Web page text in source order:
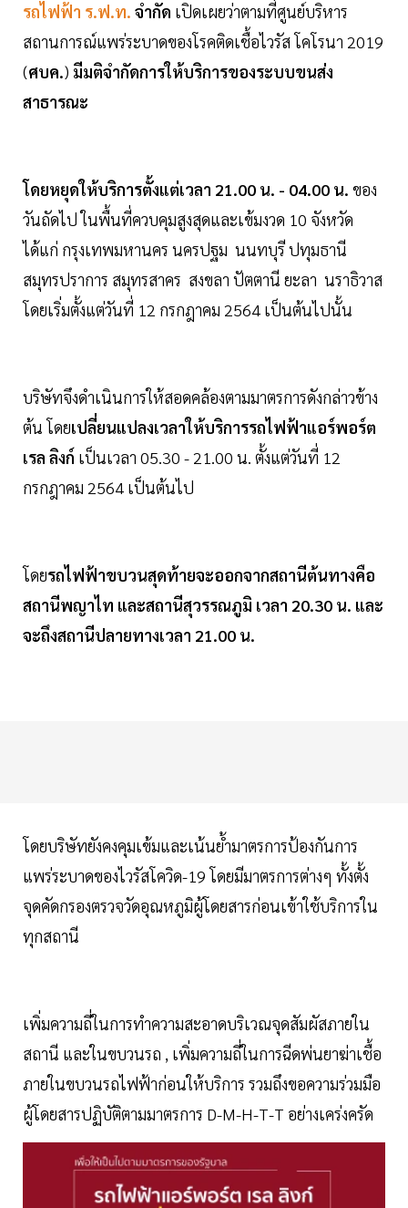
รถไฟฟ้า ร.ฟ.ท. จำกัด เปิดเผยว่าตามที่ศูนย์บริหาร
สถานการณ์แพร่ระบาดของโรคติดเชื้อไวรัส โคโรนา 2019
(ศบค.) มีมติจำกัดการให้บริการของระบบขนส่ง
สาธารณะ
โดยหยุดให้บริการตั้งแต่เวลา 21.00 น. - 04.00 น. ของ
วันถัดไป ในพื้นที่ควบคุมสูงสุดและเข้มงวด 10 จังหวัด
ได้แก่ กรุงเทพมหานคร นครปฐม นนทบุรี ปทุมธานี
สมุทรปราการ สมุทรสาคร สงขลา ปัตตานี ยะลา นราธิวาส
โดยเริ่มตั้งแต่วันที่ 12 กรกฎาคม 2564 เป็นต้นไปนั้น
บริษัทจึงดำเนินการให้สอดคล้องตามมาตรการดังกล่าวข้าง
ต้น โดยเปลี่ยนแปลงเวลาให้บริการรถไฟฟ้าแอร์พอร์ต
เรล ลิงก์ เป็นเวลา 05.30 - 21.00 น. ตั้งแต่วันที่ 12
กรกฎาคม 2564 เป็นต้นไป
โดยรถไฟฟ้าขบวนสุดท้ายจะออกจากสถานีต้นทางคือ
สถานีพญาไท และสถานีสุวรรณภูมิ เวลา 20.30 น. และ
จะถึงสถานีปลายทางเวลา 21.00 น.
โดยบริษัทยังคงคุมเข้มและเน้นย้ำมาตรการป้องกันการ
แพร่ระบาดของไวรัสโควิด-19 โดยมีมาตรการต่างๆ ทั้งตั้ง
จุดคัดกรองตรวจวัดอุณหภูมิผู้โดยสารก่อนเข้าใช้บริการใน
ทุกสถานี
เพิ่มความถี่ในการทำความสะอาดบริเวณจุดสัมผัสภายใน
สถานี และในขบวนรถ , เพิ่มความถี่ในการฉีดพ่นยาฆ่าเชื้อ
ภายในขบวนรถไฟฟ้าก่อนให้บริการ รวมถึงขอความร่วมมือ
ผู้โดยสารปฏิบัติตามมาตรการ D-M-H-T-T อย่างเคร่งครัด